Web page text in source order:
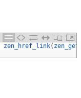
zen_href_link(